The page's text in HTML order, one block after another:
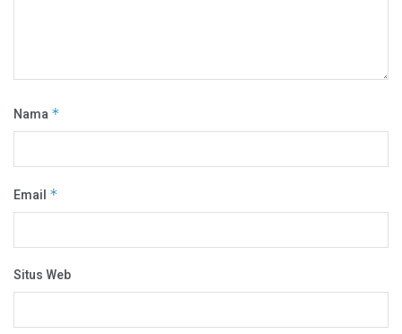
Nama *
Email *
Situs Web